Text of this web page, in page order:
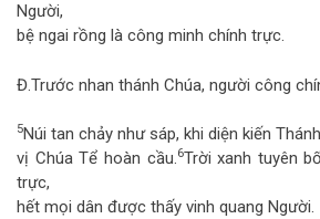
Người,
bệ ngai rồng là công minh chính trực.
Đ.Trước nhan thánh Chúa, người công
5Núi tan chảy như sáp, khi diện kiến
vị Chúa Tể hoàn cầu.6Trời xanh tuyên
trực,
hết mọi dân được thấy vinh quang Người.